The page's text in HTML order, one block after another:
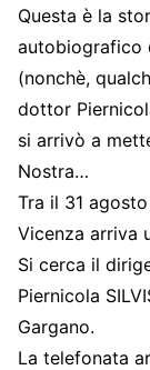
Questa è la
autobiografico
(nonchè,
dottor
si arrivò a
Nostra…
Tra il 31
Vicenza arriva
Si cerca il
Piernicola
Gargano.
La telefonata